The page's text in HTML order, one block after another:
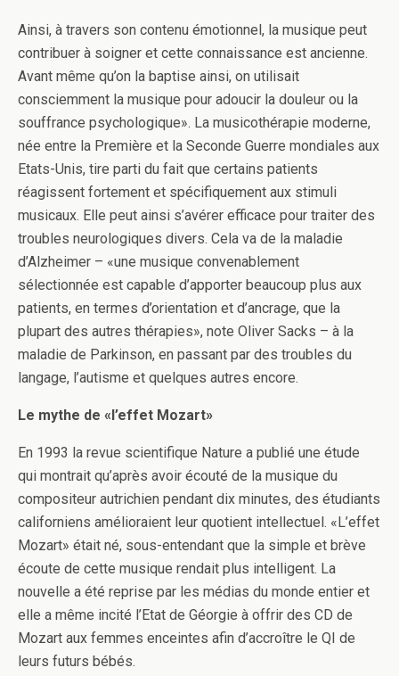
Ainsi, à travers son contenu émotionnel, la musique peut
contribuer à soigner et cette connaissance est ancienne.
Avant même qu’on la baptise ainsi, on utilisait
consciemment la musique pour adoucir la douleur ou la
souffrance psychologique». La musicothérapie moderne,
née entre la Première et la Seconde Guerre mondiales aux
Etats-Unis, tire parti du fait que certains patients
réagissent fortement et spécifiquement aux stimuli
musicaux. Elle peut ainsi s’avérer efficace pour traiter des
troubles neurologiques divers. Cela va de la maladie
d’Alzheimer – «une musique convenablement
sélectionnée est capable d’apporter beaucoup plus aux
patients, en termes d’orientation et d’ancrage, que la
plupart des autres thérapies», note Oliver Sacks – à la
maladie de Parkinson, en passant par des troubles du
langage, l’autisme et quelques autres encore.
Le mythe de «l’effet Mozart»
En 1993 la revue scientifique Nature a publié une étude
qui montrait qu’après avoir écouté de la musique du
compositeur autrichien pendant dix minutes, des étudiants
californiens amélioraient leur quotient intellectuel. «L’effet
Mozart» était né, sous-entendant que la simple et brève
écoute de cette musique rendait plus intelligent. La
nouvelle a été reprise par les médias du monde entier et
elle a même incité l’Etat de Géorgie à offrir des CD de
Mozart aux femmes enceintes afin d’accroître le QI de
leurs futurs bébés.